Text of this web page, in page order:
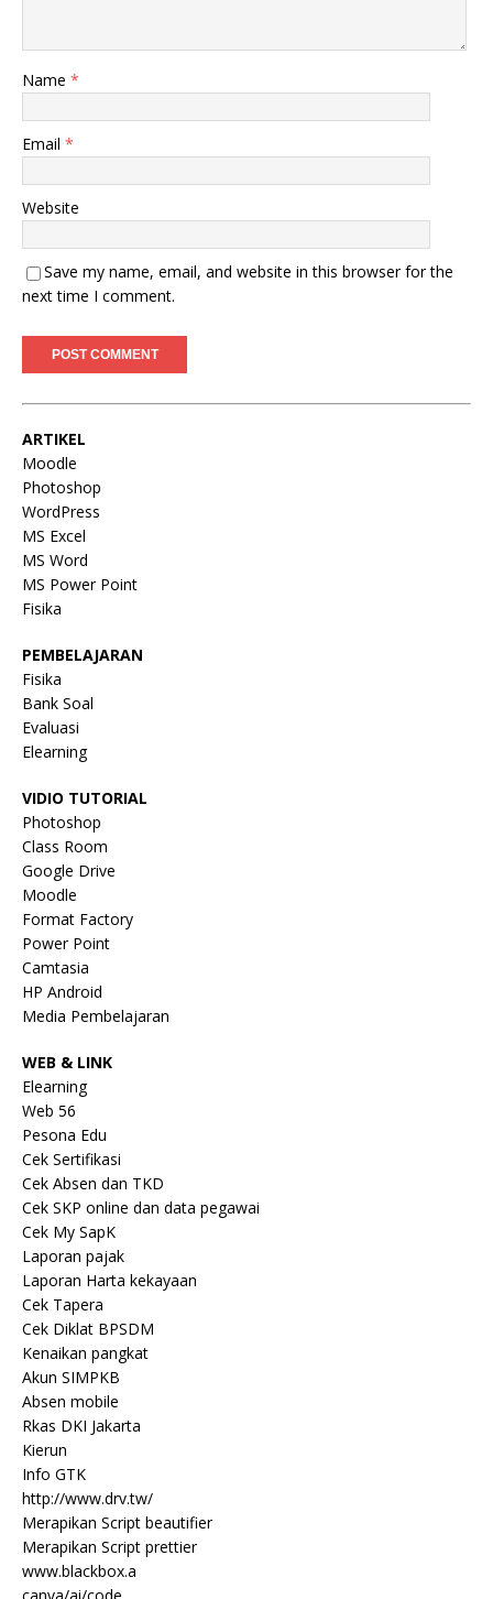
Name *
Email *
Website
Save my name, email, and website in this browser for the
next time I comment.
ARTIKEL
Moodle
Photoshop
WordPress
MS Excel
MS Word
MS Power Point
Fisika
PEMBELAJARAN
Fisika
Bank Soal
Evaluasi
Elearning
VIDIO TUTORIAL
Photoshop
Class Room
Google Drive
Moodle
Format Factory
Power Point
Camtasia
HP Android
Media Pembelajaran
WEB & LINK
Elearning
Web 56
Pesona Edu
Cek Sertifikasi
Cek Absen dan TKD
Cek SKP online dan data pegawai
Cek My SapK
Laporan pajak
Laporan Harta kekayaan
Cek Tapera
Cek Diklat BPSDM
Kenaikan pangkat
Akun SIMPKB
Absen mobile
Rkas DKI Jakarta
Kierun
Info GTK
http://www.drv.tw/
Merapikan Script beautifier
Merapikan Script prettier
www.blackbox.a